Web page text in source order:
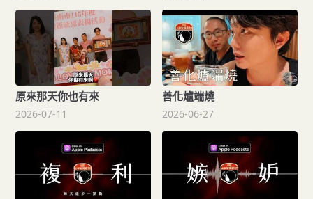
原來那天你也有來
2026-07-11
善化爐端燒
2026-06-27